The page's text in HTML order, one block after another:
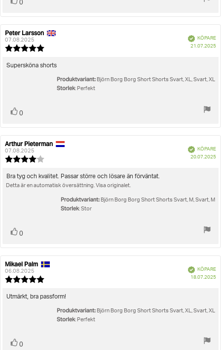
0
Recensionsförfattare:
Peter Larsson
07.08.2025
utav
stjärnor
BekräftadKÖPARE
21.07.2025
Recensionstext:
Supersköna shorts
Produktvariant: Björn Borg Borg Short Shorts Svart, XL, Svart, XL
Storlek: Perfekt
Rösta
0
Recensionsförfattare:
Arthur Pieterman
07.08.2025
utav
BekräftadKÖPARE
20.07.2025
Recensionstext:
Bra tyg och kvalitet. Passar större och lösare än förväntat.
Detta är en automatisk översättning. Visa originalet.
Produktvariant: Björn Borg Borg Short Shorts Svart, M, Svart, M
Storlek: Stor
Rösta
0
Recensionsförfattare:
Mikael Palm
06.08.2025
utav
stjärnor
BekräftadKÖPARE
18.07.2025
Recensionstext:
Utmärkt, bra passform!
Produktvariant: Björn Borg Borg Short Shorts Svart, XL, Svart, XL
Storlek: Perfekt
Rösta
0